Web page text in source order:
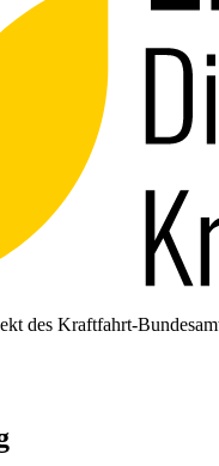
des Kraftfahrt-